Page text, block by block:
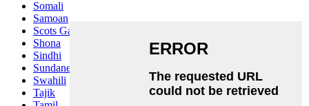
Somali
Samoan
Scots Gaelic
Shona
Sindhi
Sundanese
Swahili
Tajik